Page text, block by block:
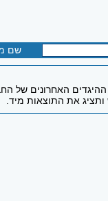
שם
האחרונים של
את התוצאות מיד.